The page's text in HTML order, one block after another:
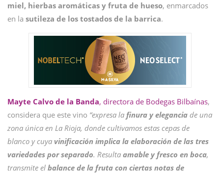
miel, hierbas aromáticas y fruta de hueso, enmarcados
en la sutileza de los tostados de la barrica.
Mayte Calvo de la Banda, directora de Bodegas Bilbaínas,
considera que este vino “expresa la finura y elegancia de una
zona única en La Rioja, donde cultivamos estas cepas de
blanco y cuya vinificación implica la elaboración de las tres
variedades por separado. Resulta amable y fresco en boca,
transmite el balance de la fruta con ciertas notas de